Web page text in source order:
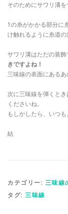
そのためにサワリ溝を
1の糸がかかる部分に
け触れるように糸道の
サワリ溝はただの装飾
きですよね！
三味線の表面にある
次に三味線を弾くと
くださいね。
もしかしたら、いつ
結
カテゴリー: 三味線
タグ: 三味線